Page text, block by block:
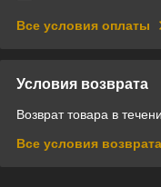
Все условия оплаты
Условия возврата
Возврат товара в
Все условия возврата